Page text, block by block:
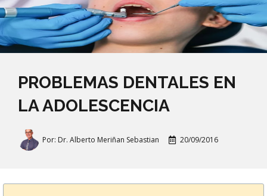
PROBLEMAS DENTALES EN
LA ADOLESCENCIA
Por: Dr. Alberto Meriñan Sebastian 20/09/2016